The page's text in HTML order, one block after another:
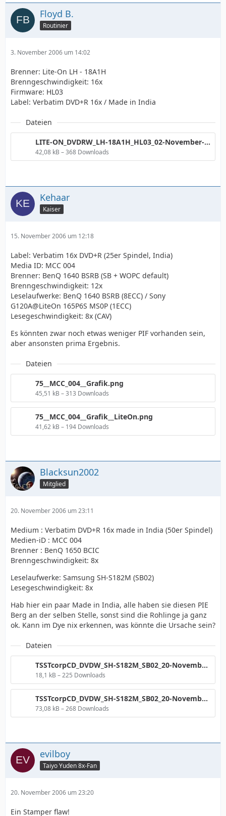
Floyd B.
Routinier
3. November 2006 um 14:02
Brenner: Lite-On LH - 18A1H
Brenngeschwindigkeit: 16x
Firmware: HL03
Label: Verbatim DVD+R 16x / Made in India
Dateien
LITE-ON_DVDRW_LH-18A1H_HL03_02-November-2006_22_28.png
42,08 kB – 368 Downloads
Kehaar
Kaiser
15. November 2006 um 12:18
Label: Verbatim 16x DVD+R (25er Spindel, India)
Media ID: MCC 004
Brenner: BenQ 1640 BSRB (SB + WOPC default)
Brenngeschwindigkeit: 12x
Leselaufwerke: BenQ 1640 BSRB (8ECC) / Sony
G120A@LiteOn 165P6S MS0P (1ECC)
Lesegeschwindigkeit: 8x (CAV)
Es könnten zwar noch etwas weniger PIF vorhanden sein,
aber ansonsten prima Ergebnis.
Dateien
75__MCC_004__Grafik.png
45,51 kB – 313 Downloads
75__MCC_004__Grafik__LiteOn.png
41,62 kB – 194 Downloads
Blacksun2002
Mitglied
20. November 2006 um 23:11
Medium : Verbatim DVD+R 16x made in India (50er Spindel)
Medien-iD : MCC 004
Brenner : BenQ 1650 BCIC
Brenngeschwindigkeit: 8x
Leselaufwerke: Samsung SH-S182M (SB02)
Lesegeschwindigkeit: 8x
Hab hier ein paar Made in India, alle haben sie diesen PIE
Berg an der selben Stelle, sonst sind die Rohlinge ja ganz
ok. Kann im Dye nix erkennen, was könnte die Ursache sein?
Dateien
TSSTcorpCD_DVDW_SH-S182M_SB02_20-November-2006_23_03.png
18,1 kB – 225 Downloads
TSSTcorpCD_DVDW_SH-S182M_SB02_20-November-2006_24_03.png
73,08 kB – 268 Downloads
evilboy
Taiyo Yuden 8x-Fan
20. November 2006 um 23:20
Ein Stamper flaw!